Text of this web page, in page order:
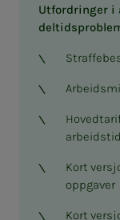
Utfordringer i
Kort
oppgaver
Kort